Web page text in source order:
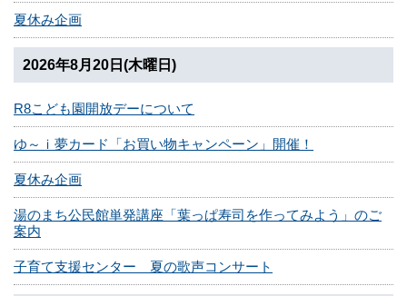
夏休み企画
2026年8月20日(木曜日)
R8こども園開放デーについて
ゆ～ｉ夢カード「お買い物キャンペーン」開催！
夏休み企画
湯のまち公民館単発講座「葉っぱ寿司を作ってみよう」のご
案内
子育て支援センター 夏の歌声コンサート